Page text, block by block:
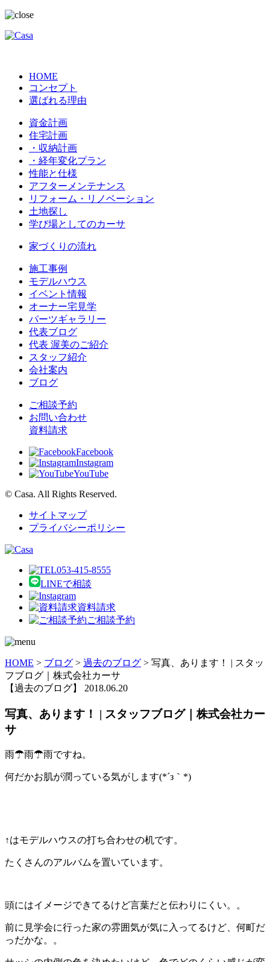
HOME
コンセプト
選ばれる理由
資金計画
住宅計画
・収納計画
・経年変化プラン
性能と仕様
アフターメンテナンス
リフォーム・リノベーション
土地探し
学び場としてのカーサ
家づくりの流れ
施工事例
モデルハウス
イベント情報
オーナー宅見学
パーツギャラリー
代表ブログ
代表 渥美のご紹介
スタッフ紹介
会社案内
ブログ
ご相談予約
お問い合わせ
資料請求
Facebook
Instagram
YouTube
© Casa. All Rights Reserved.
サイトマップ
プライバシーポリシー
053-415-8555
LINEで相談
資料請求
ご相談予約
HOME > ブログ > 過去のブログ > 写真、あります！ | スタッ
フブログ｜株式会社カーサ
【過去のブログ】 2018.06.20
写真、あります！ | スタッフブログ｜株式会社カー
サ
雨☂雨☂雨ですね。
何だかお肌が潤っている気がします(*´з｀*)
↑はモデルハウスの打ち合わせの机です。
たくさんのアルバムを置いています。
頭にはイメージできてるけど言葉だと伝わりにくい。。
前に見学会に行った家の雰囲気が気に入ってるけど、何町だ
っだかな。。